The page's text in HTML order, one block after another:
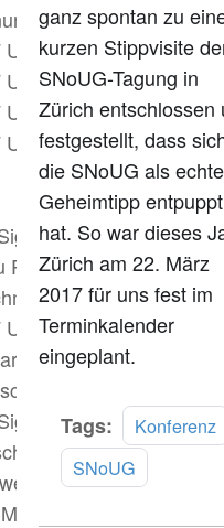
ab 2025
9.0.0.3584
9.0.0.3479
9.0.0.3361
9.0.0.3264
in PDF
PDF
für Barrierefreiheit
9.0.0.3149
mit PDF/A
Abdruck reduzieren
für Profis
Unterstützung (PDF 2.0)
ganz spontan zu
kurzen Stippvisite
SNoUG-Tagung in
Zürich entschlossen
festgestellt, dass
die SNoUG als
Geheimtipp entpuppt
hat. So war dieses
Zürich am 22. März
2017 für uns fest im
Terminkalender
eingeplant.
Tags:
Konferenz
SNoUG